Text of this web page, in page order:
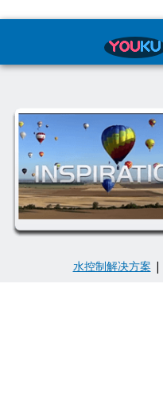
水控制解决方案 |